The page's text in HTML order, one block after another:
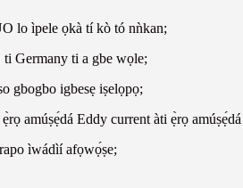
lo ìpele ọkà tí kò tó nǹkan;
Germany ti a gbe wọle;
gbogbo igbesẹ iṣelọpọ;
amúṣẹ́dá Eddy current àti ẹ̀rọ
ìwádìí afọwọ́ṣe;